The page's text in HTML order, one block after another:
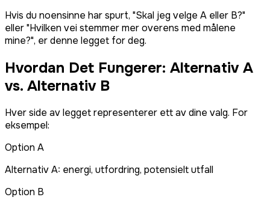
Hvis du noensinne har spurt, "Skal jeg velge A eller B?"
eller "Hvilken vei stemmer mer overens med målene
mine?", er denne legget for deg.
Hvordan Det Fungerer: Alternativ A
vs. Alternativ B
Hver side av legget representerer ett av dine valg. For
eksempel:
Option A
Alternativ A: energi, utfordring, potensielt utfall
Option B